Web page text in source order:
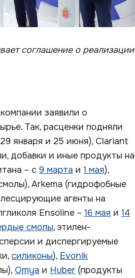
соглашение о реализации
заявили о
Так, расценки подняли
января и 25 июня), Clariant
добавки и иные продукты на
– с 9 марта и 1 мая),
Arkema (гидрофобные
агенты на
Ensoline – 16 мая и 14
смолы, этилен-
и диспергируемые
силиконы), Evonik
Omya и Huber (продукты